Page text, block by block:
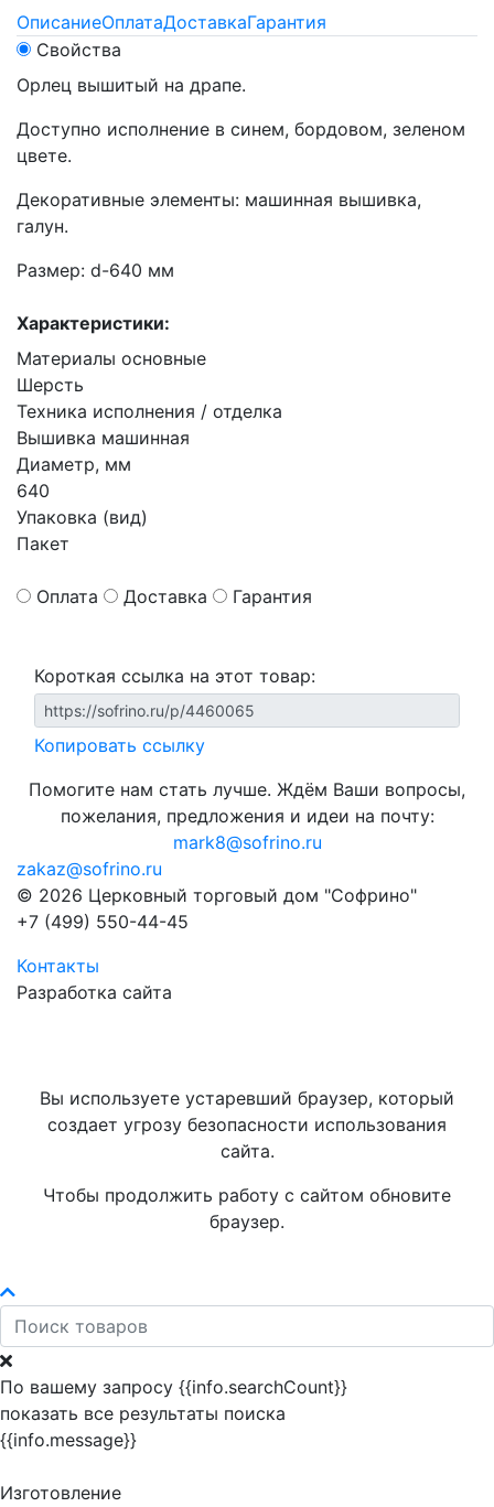
ОписаниеОплатаДоставкаГарантия
Свойства
Орлец вышитый на драпе.
Доступно исполнение в синем, бордовом, зеленом
цвете.
Декоративные элементы: машинная вышивка,
галун.
Размер: d-640 мм
Характеристики:
Материалы основные
Шерсть
Техника исполнения / отделка
Вышивка машинная
Диаметр, мм
640
Упаковка (вид)
Пакет
Оплата Доставка Гарантия
Короткая ссылка на этот товар:
Копировать ссылку
Помогите нам стать лучше. Ждём Ваши вопросы,
пожелания, предложения и идеи на почту:
mark8@sofrino.ru
zakaz@sofrino.ru
© 2026 Церковный торговый дом "Софрино"
+7 (499) 550-44-45
Контакты
Разработка сайта
Вы используете устаревший браузер, который
создает угрозу безопасности использования
сайта.
Чтобы продолжить работу с сайтом обновите
браузер.
По вашему запросу {{info.searchCount}}
показать все результаты поиска
{{info.message}}
Изготовление